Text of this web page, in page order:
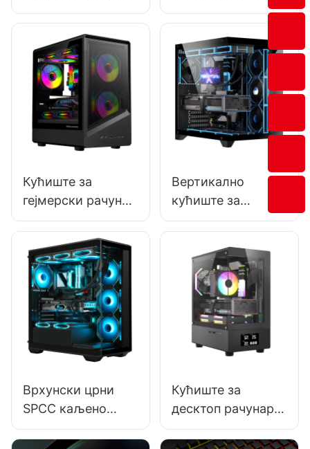
од каљеног
формата, микро-
АТX, РОКЕ 05
рачунар од
средњег формата,
микро-АТX, РОКЕ
06
Кућиште за
гејмерски рачунар
од каљеног
стакла, средњег
формата, микро-
АТX, РОКЕ 09
Вертикално
кућиште за
десктоп рачунаре
стаклом и
погледом на море,
средњи торњеви,
4 шрафа, 1101
Врхунски црни
SPCC каљено
стакло ATX
кућиште за
Кућиште за
десктоп рачунар
за гејмере,
средњи кућиште,